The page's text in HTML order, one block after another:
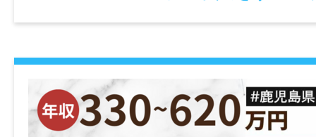
基本給：170,000円～260,000円
職務手当：40,000円～60,000円
※給与は経験・能力を考慮して決定します。